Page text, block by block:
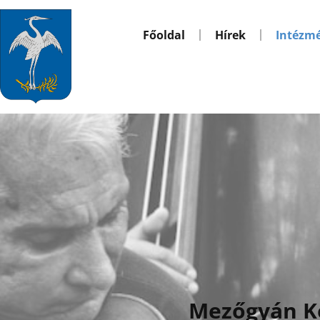
Főoldal Hírek
Mezőgyán